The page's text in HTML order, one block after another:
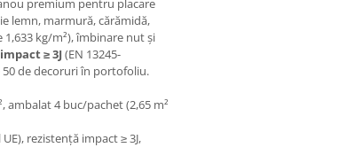
premium pentru placare
lemn, marmură, cărămidă,
1,633 kg/m²), îmbinare nut și
≥ 3J (EN 13245-
50 de decoruri în portofoliu.
ambalat 4 buc/pachet (2,65 m²
rezistență impact ≥ 3J,